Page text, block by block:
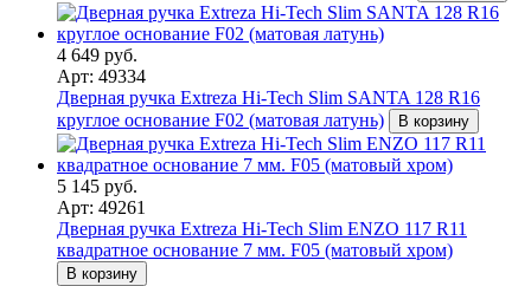
4 649 руб.
Арт: 49334
Дверная ручка Extreza Hi-Tech Slim SANTA 128 R16
круглое основание F02 (матовая латунь)
В корзину
5 145 руб.
Арт: 49261
Дверная ручка Extreza Hi-Tech Slim ENZO 117 R11
квадратное основание 7 мм. F05 (матовый хром)
В корзину